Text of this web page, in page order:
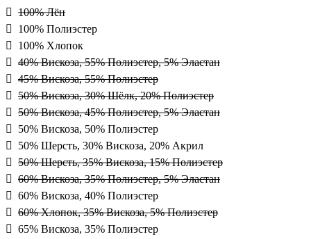
100% Лён
100% Полиэстер
100% Хлопок
40% Вискоза, 55% Полиэстер, 5% Эластан
45% Вискоза, 55% Полиэстер
50% Вискоза, 30% Шёлк, 20% Полиэстер
50% Вискоза, 45% Полиэстер, 5% Эластан
50% Вискоза, 50% Полиэстер
50% Шерсть, 30% Вискоза, 20% Акрил
50% Шерсть, 35% Вискоза, 15% Полиэстер
60% Вискоза, 35% Полиэстер, 5% Эластан
60% Вискоза, 40% Полиэстер
60% Хлопок, 35% Вискоза, 5% Полиэстер
65% Вискоза, 35% Полиэстер